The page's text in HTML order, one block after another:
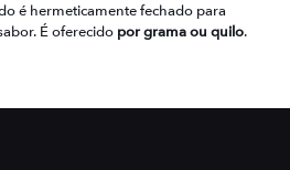
é hermeticamente fechado para
É oferecido por grama ou quilo.